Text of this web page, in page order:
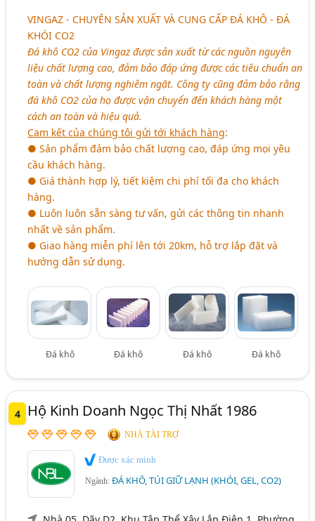
VINGAZ - CHUYÊN SẢN XUẤT VÀ CUNG CẤP ĐÁ KHÔ - ĐÁ
KHÓI CO2
Đá khô CO2 của Vingaz được sản xuất từ các nguồn nguyên
liệu chất lượng cao, đảm bảo đáp ứng được các tiêu chuẩn an
toàn và chất lượng nghiêm ngặt. Công ty cũng đảm bảo rằng
đá khô CO2 của họ được vận chuyển đến khách hàng một
cách an toàn và hiệu quả.
Cam kết của chúng tôi gửi tới khách hàng:
● Sản phẩm đảm bảo chất lượng cao, đáp ứng mọi yêu
cầu khách hàng.
● Giá thành hợp lý, tiết kiệm chi phí tối đa cho khách
hàng.
● Luôn luôn sẵn sàng tư vấn, gửi các thông tin nhanh
nhất về sản phẩm.
● Giao hàng miễn phí lên tới 20km, hỗ trợ lắp đặt và
hướng dẫn sử dụng.
Đá khô Đá khô Đá khô Đá khô
4 Hộ Kinh Doanh Ngọc Thị Nhất 1986
NHÀ TÀI TRỢ
Được xác minh
Ngành:ĐÁ KHÔ, TÚI GIỮ LẠNH (KHÓI, GEL, CO2)